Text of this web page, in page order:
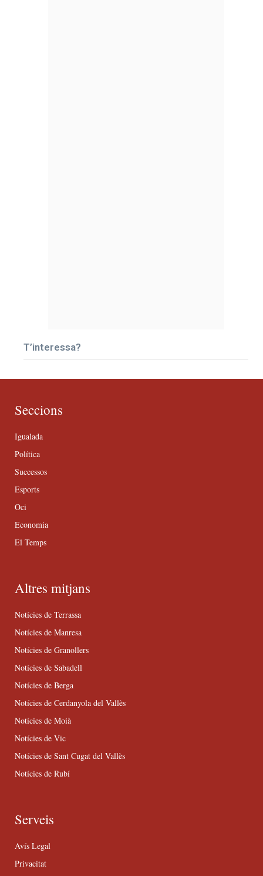
T’interessa?
Seccions
Igualada
Política
Successos
Esports
Oci
Economia
El Temps
Altres mitjans
Notícies de Terrassa
Notícies de Manresa
Notícies de Granollers
Notícies de Sabadell
Notícies de Berga
Notícies de Cerdanyola del Vallès
Notícies de Moià
Notícies de Vic
Notícies de Sant Cugat del Vallès
Notícies de Rubí
Serveis
Avís Legal
Privacitat